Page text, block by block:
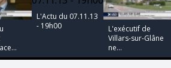
L'Actu du 07.11.13
- 19h00
L'exécutif de
Villars-sur-Glâne
ne...